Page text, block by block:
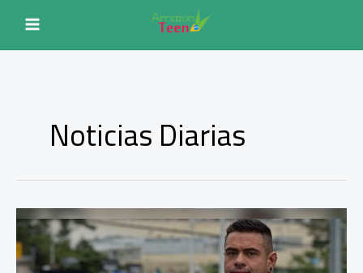
conteúdo
Noticias Diarias